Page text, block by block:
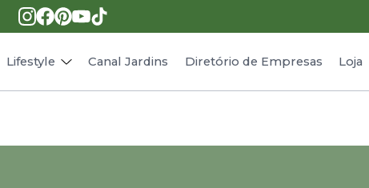
Lifestyle
Receitas
Canal Jardins Diretório de Empresas Loja